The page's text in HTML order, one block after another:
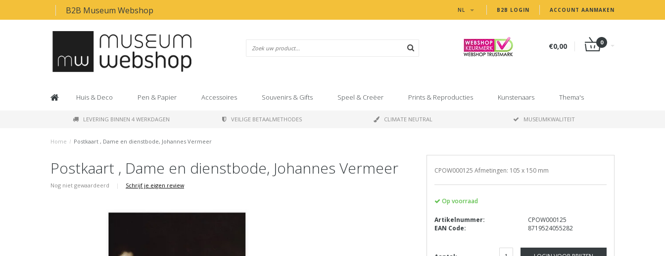
B2B Museum Webshop B2B LOGIN ACCOUNT AANMAKEN
NL
€0,00 0
Huis & Deco Pen & Papier Accessoires Souvenirs & Gifts Speel & Creëer Prints & Reproducties Kunstenaars Thema's
LEVERING BINNEN 4 WERKDAGEN VEILIGE BETAALMETHODES CLIMATE NEUTRAL MUSEUMKWALITEIT
Home / Postkaart , Dame en dienstbode, Johannes Vermeer
Postkaart , Dame en dienstbode, Johannes Vermeer
Nog niet gewaardeerd | Schrijf je eigen review
CPOW000125 Afmetingen: 105 x 150 mm
Op voorraad
Artikelnummer:
CPOW000125
EAN Code:
8719524055282